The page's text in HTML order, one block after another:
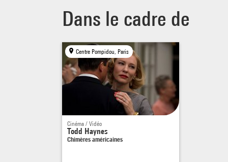
Dans le cadre de
Centre Pompidou, Paris
Cinéma / Vidéo
Todd Haynes
Chimères américaines